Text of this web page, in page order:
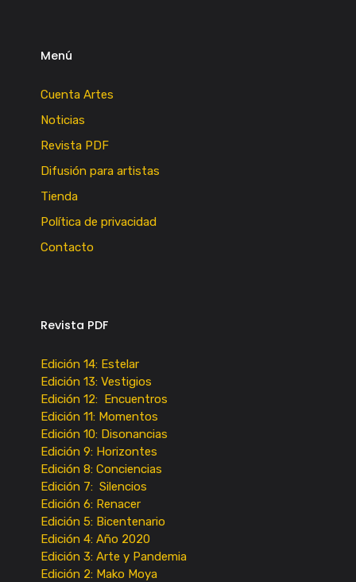
Menú
Cuenta Artes
Noticias
Revista PDF
Difusión para artistas
Tienda
Política de privacidad
Contacto
Revista PDF
Edición 14: Estelar
Edición 13: Vestigios
Edición 12: Encuentros
Edición 11: Momentos
Edición 10: Disonancias
Edición 9: Horizontes
Edición 8: Conciencias
Edición 7: Silencios
Edición 6: Renacer
Edición 5: Bicentenario
Edición 4: Año 2020
Edición 3: Arte y Pandemia
Edición 2: Mako Moya